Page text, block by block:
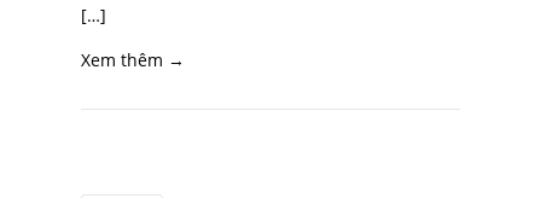
[…]
Xem thêm →